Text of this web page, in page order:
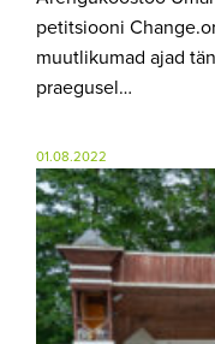
petitsiooni
muutlikumad ajad
praegusel…
01.08.2022